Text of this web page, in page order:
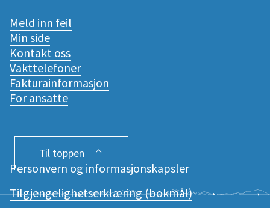
Meld inn feil
Min side
Kontakt oss
Vakttelefoner
Fakturainformasjon
For ansatte
Personvern og informasjonskapsler
Tilgjengelighetserklæring (bokmål)
Til toppen